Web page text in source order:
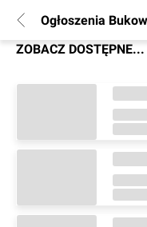
Ogłoszenia
ZOBACZ DOSTĘPNE...